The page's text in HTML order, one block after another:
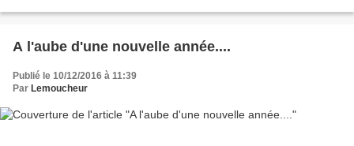
A l'aube d'une nouvelle année....
Publié le 10/12/2016 à 11:39
Par Lemoucheur